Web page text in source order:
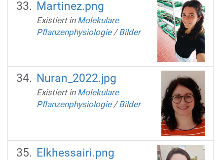
Martinez.png
Existiert in Molekulare
Pflanzenphysiologie /Bilder
Nuran_2022.jpg
Existiert in Molekulare
Pflanzenphysiologie /Bilder
Elkhessairi.png